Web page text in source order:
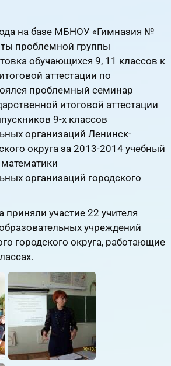
на базе МБНОУ «Гимназия №
проблемной группы
обучающихся 9, 11 классов к
аттестации по
проблемный семинар
итоговой аттестации
9-х классов
организаций Ленинск-
округа за 2013-2014 учебный
математики
организаций городского
приняли участие 22 учителя
учреждений
городского округа, работающие